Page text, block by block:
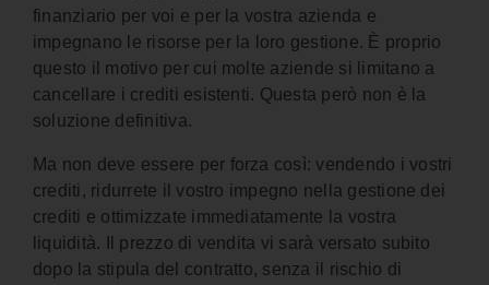
finanziario per voi e per la vostra azienda e
impegnano le risorse per la loro gestione. È proprio
questo il motivo per cui molte aziende si limitano a
cancellare i crediti esistenti. Questa però non è la
soluzione definitiva.
Ma non deve essere per forza così: vendendo i vostri
crediti, ridurrete il vostro impegno nella gestione dei
crediti e ottimizzate immediatamente la vostra
liquidità. Il prezzo di vendita vi sarà versato subito
dopo la stipula del contratto, senza il rischio di